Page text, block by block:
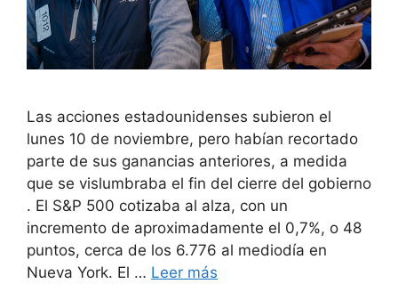
Las acciones estadounidenses subieron el
lunes 10 de noviembre, pero habían recortado
parte de sus ganancias anteriores, a medida
que se vislumbraba el fin del cierre del gobierno
. El S&P 500 cotizaba al alza, con un
incremento de aproximadamente el 0,7%, o 48
puntos, cerca de los 6.776 al mediodía en
Nueva York. El … Leer más